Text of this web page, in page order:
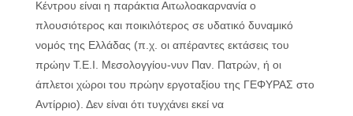
Κέντρου είναι η παράκτια Αιτωλοακαρνανία ο
πλουσιότερος και ποικιλότερος σε υδατικό δυναμικό
νομός της Ελλάδας (π.χ. οι απέραντες εκτάσεις του
πρώην Τ.Ε.Ι. Μεσολογγίου-νυν Παν. Πατρών, ή οι
άπλετοι χώροι του πρώην εργοταξίου της ΓΕΦΥΡΑΣ στο
Αντίρριο). Δεν είναι ότι τυγχάνει εκεί να